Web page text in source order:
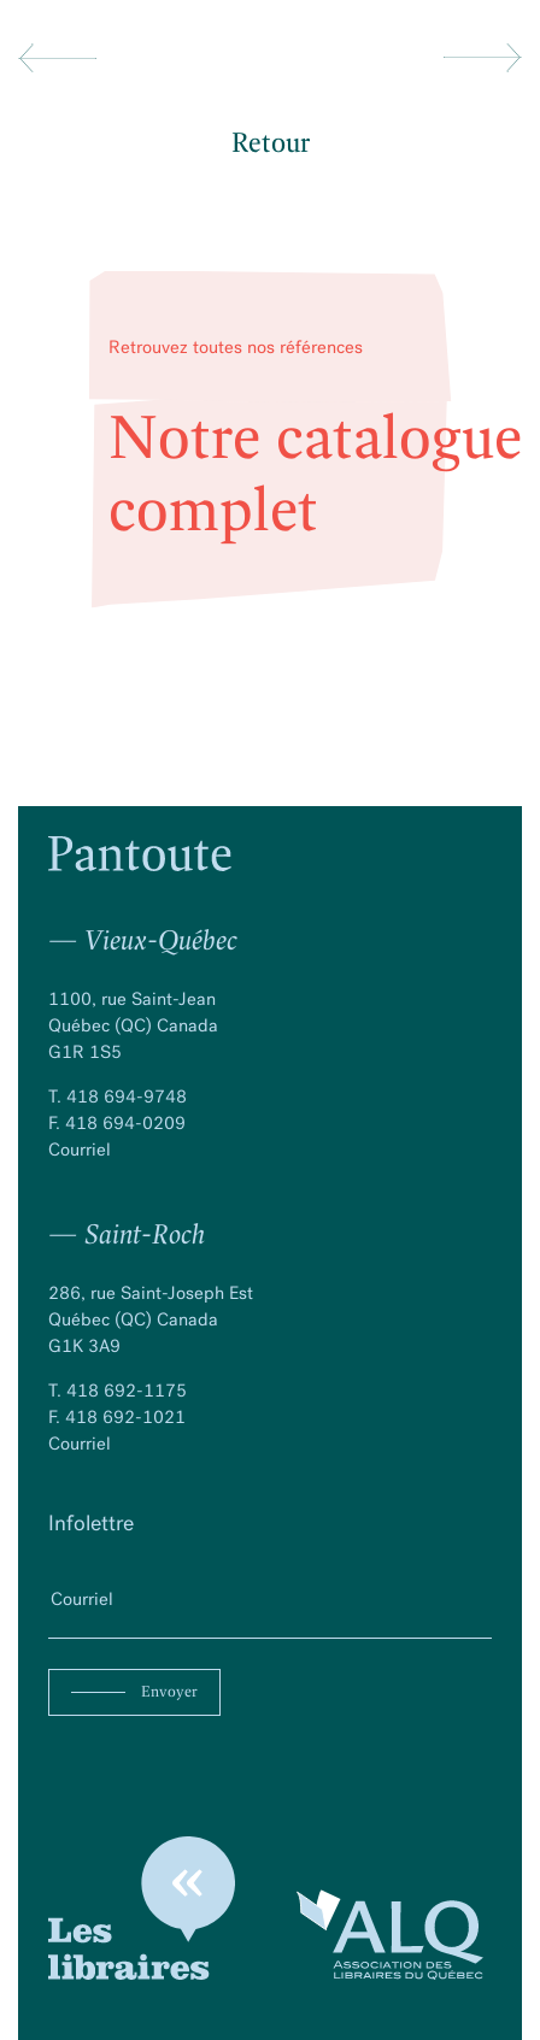
Retour
Retrouvez toutes nos références
Notre catalogue
complet
— Vieux-Québec
1100, rue Saint-Jean
Québec (QC) Canada
G1R 1S5
T. 418 694-9748
F. 418 694-0209
Courriel
— Saint-Roch
286, rue Saint-Joseph Est
Québec (QC) Canada
G1K 3A9
T. 418 692-1175
F. 418 692-1021
Courriel
Infolettre
Envoyer